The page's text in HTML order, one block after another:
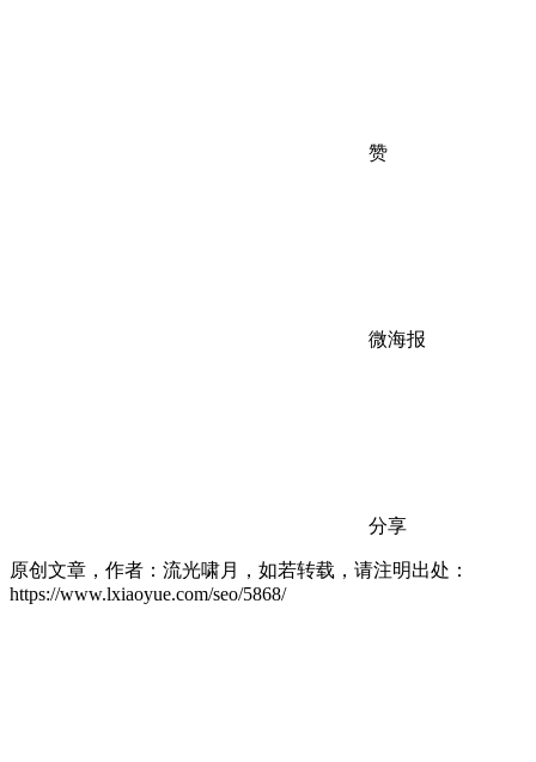
赞
微海报
分享
原创文章，作者：流光啸月，如若转载，请注明出处：
https://www.lxiaoyue.com/seo/5868/